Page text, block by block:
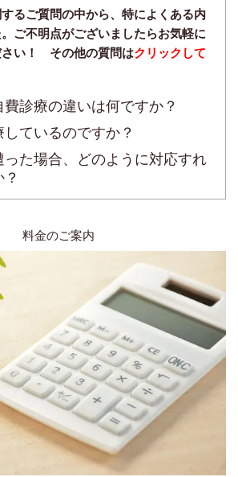
るご質問の中から、特によくある内
ご不明点がございましたらお気軽に
さい！ その他の質問はクリックして
診療の違いは何ですか？
しているのですか？
った場合、どのように対応すれ
？
料金のご案内